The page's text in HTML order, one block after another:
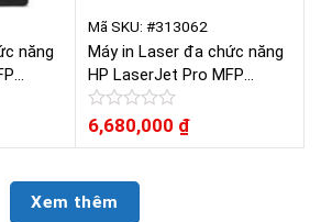
năng
Mã SKU: #313062
Máy in Laser đa chức năng
HP LaserJet Pro MFP
M227FDN
Được
xếp
5
sao
6,680,000 ₫
Xem thêm